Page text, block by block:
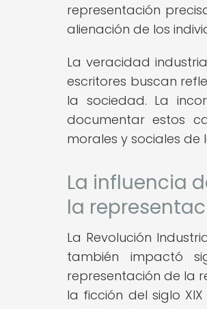
representación
alienación de los
La veracidad
escritores buscan
la sociedad. La
documentar estos
morales y sociales de
La influencia
la
La Revolución
también impactó
representación de la
la ficción del siglo